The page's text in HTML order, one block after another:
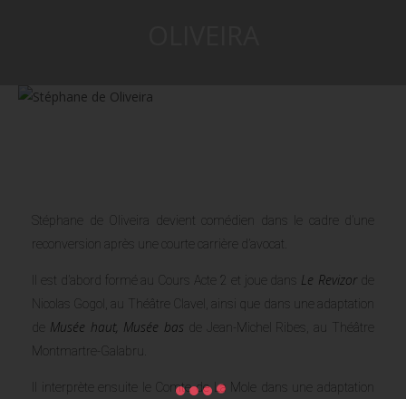
Stéphane de Oliveira devient comédien dans le cadre d’une
reconversion après une courte carrière d’avocat.
Il est d’abord formé au Cours Acte 2 et joue dans Le Revizorde
Nicolas Gogol, au Théâtre Clavel, ainsi que dans une adaptation
Musée haut, Musée bas de Jean-Michel Ribes, au Théâtre
Montmartre-Galabru.
Il interprète ensuite le Comte de La Mole dans une adaptation